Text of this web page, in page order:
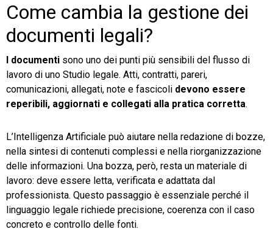
Come cambia la gestione dei
documenti legali?
I documenti sono uno dei punti più sensibili del flusso di
lavoro di uno Studio legale. Atti, contratti, pareri,
comunicazioni, allegati, note e fascicoli devono essere
reperibili, aggiornati e collegati alla pratica corretta.
L’Intelligenza Artificiale può aiutare nella redazione di bozze,
nella sintesi di contenuti complessi e nella riorganizzazione
delle informazioni. Una bozza, però, resta un materiale di
lavoro: deve essere letta, verificata e adattata dal
professionista. Questo passaggio è essenziale perché il
linguaggio legale richiede precisione, coerenza con il caso
concreto e controllo delle fonti.